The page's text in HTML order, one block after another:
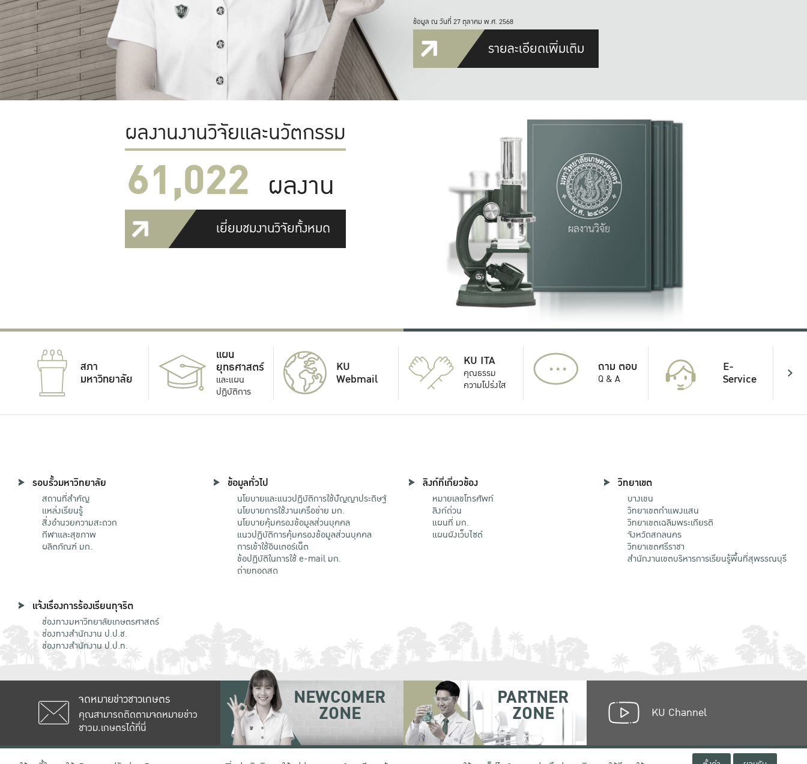
ข้อมูล ณ วันที่ 27 ตุลาคม พ.ศ. 2568
รายละเอียดเพิ่มเติม
ผลงานงานวิจัยและนวัตกรรม
61,022 ผลงาน
เยี่ยมชมงานวิจัยทั้งหมด
สภา
มหาวิทยาลัย
แผน
ยุทธศาสตร์
และแผน
ปฏิบัติการ
KU
Webmail
KU ITA
คุณธรรม
ความโปร่งใส
... ถาม ตอบ
Q & A
E-
Service
รอบรั้วมหาวิทยาลัย
สถานที่สำคัญ
แหล่งเรียนรู้
สิ่งอำนวยความสะดวก
กีฬาและสุขภาพ
ผลิตภัณฑ์ มก.
ข้อมูลทั่วไป
นโยบายและแนวปฏิบัติการใช้ปัญญาประดิษฐ์
นโยบายการใช้งานเครือข่าย มก.
นโยบายคุ้มครองข้อมูลส่วนบุคคล
แนวปฏิบัติการคุ้มครองข้อมูลส่วนบุคคล
การเข้าใช้อินเตอร์เน็ต
ข้อปฏิบัติในการใช้ e-mail มก.
ถ่ายทอดสด
ลิงก์ที่เกี่ยวข้อง
หมายเลขโทรศัพท์
ลิงก์ด่วน
แผนที่ มก.
แผนผังเว็บไซต์
วิทยาเขต
บางเขน
วิทยาเขตกําแพงแสน
วิทยาเขตเฉลิมพระเกียรติ
จังหวัดสกลนคร
วิทยาเขตศรีราชา
สำนักงานเขตบริหารการเรียนรู้พื้นที่สุพรรณบุรี
แจ้งเรื่องการร้องเรียนทุจริต
ช่องทางมหาวิทยาลัยเกษตรศาสตร์
ช่องทางสำนักงาน ป.ป.ช.
ช่องทางสำนักงาน ป.ป.ท.
จดหมายข่าวชาวเกษตร
คุณสามารถติดตามจดหมายข่าว
ชาวม.เกษตรได้ที่นี่
NEWCOMER
ZONE
PARTNER
ZONE KU Channel